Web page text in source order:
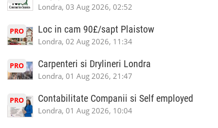
Londra, 03 Aug 2026, 02:52
PRO Loc in cam 90£/sapt Plaistow
Londra, 02 Aug 2026, 11:34
PRO Carpenteri si Drylineri Londra
Londra, 01 Aug 2026, 21:47
PRO Contabilitate Companii si Self employed
Londra, 01 Aug 2026, 10:04